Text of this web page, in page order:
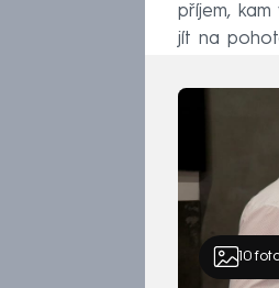
příjem,
jít na
NEWS.
10